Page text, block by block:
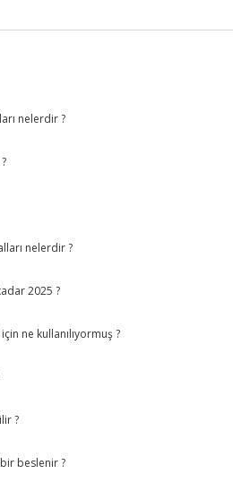
nelerdir ?
nelerdir ?
2025 ?
ne kullanılıyormuş ?
?
beslenir ?